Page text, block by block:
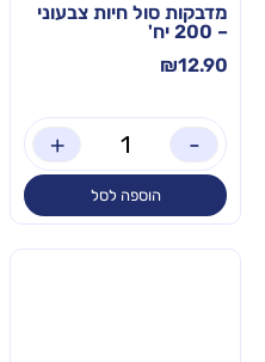
מדבקות סול חיות צבעוני
– 200 יח'
₪12.90
-
+
הוספה לסל